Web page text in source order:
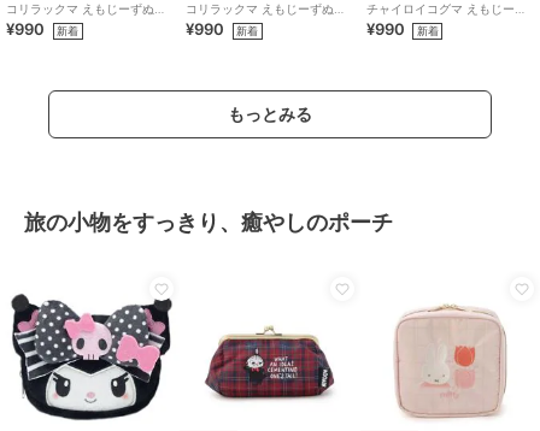
コリラックマ えもじーずぬい
ぐるみ
¥990 新着
コリラックマ えもじーずぬい
ぐるみ
¥990 新着
チャイロイコグマ えもじーず
ぬいぐるみ
¥990 新着
もっとみる
旅の小物をすっきり、癒やしのポーチ